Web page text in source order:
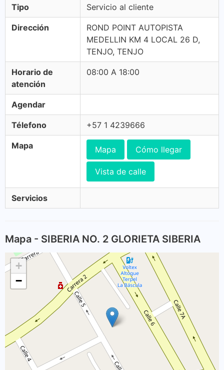
Tipo Servicio al cliente
Dirección
ROND POINT AUTOPISTA
MEDELLIN KM 4 LOCAL 26 D,
TENJO, TENJO
Horario de
atención
08:00 A 18:00
Agendar
Télefono +57 1 4239666
Mapa Mapa Cómo llegar
Vista de calle
Servicios
Mapa - SIBERIA NO. 2 GLORIETA SIBERIA
+
−